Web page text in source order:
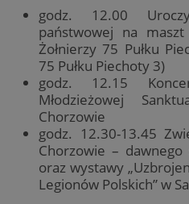
godz. 12.00
państwowej na
Żołnierzy 75 Pułku
75 Pułku Piechoty 3)
godz. 12.15
Młodzieżowej
Chorzowie
godz. 12.30-13.45
Chorzowie –
oraz wystawy
Legionów Polskich” w